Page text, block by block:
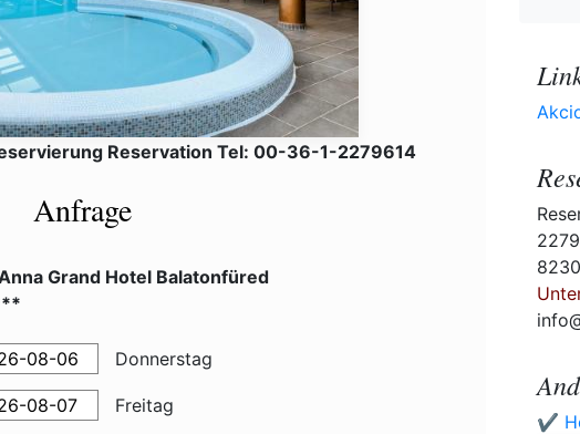
Reservation Tel: 00-36-1-2279614
Anfrage
Grand Hotel Balatonfüred
Donnerstag
Freitag
✔️